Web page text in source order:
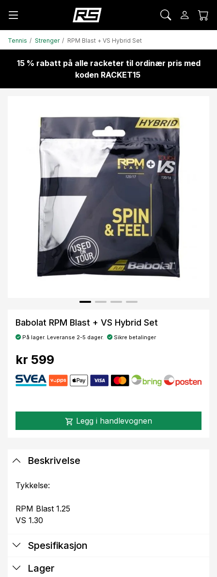
Tennis Strenger RPM Blast + VS Hybrid Set
15 % rabatt på alle racketer til ordinær pris med
koden RACKET15
Babolat RPM Blast + VS Hybrid Set
På lager. Leveranse 2-5 dager. Sikre betalinger
kr 599
shopping_cart Legg i handlevognen
Beskrivelse
Tykkelse:
RPM Blast 1.25
VS 1.30
Spesifikasjon
Lager